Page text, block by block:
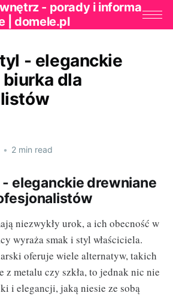
- porady i informa
| domele.pl
- eleganckie
dla
• 2 min read
- eleganckie drewniane
niezwykły urok, a ich obecność w
wyraża smak i styl właściciela.
oferuje wiele alternatyw, takich
z metalu czy szkła, to jednak nic nie
i elegancji, jaką niesie ze sobą